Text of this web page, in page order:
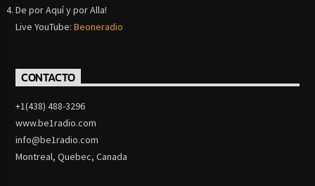
De por Aquí y por Alla!
Live YouTube:Beoneradio
CONTACTO
+1(438) 488-3296
www.be1radio.com
info@be1radio.com
Montreal, Quebec, Canada